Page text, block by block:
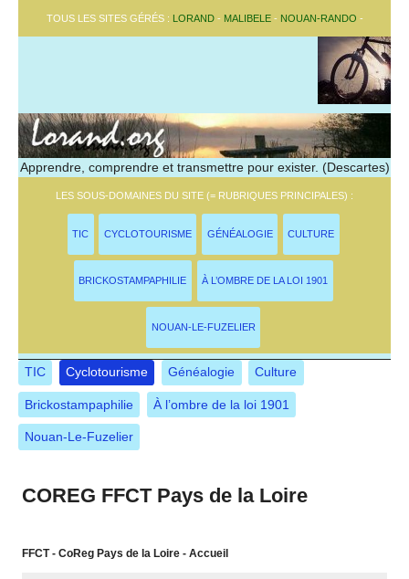
TOUS LES SITES GÉRÉS : LORAND- MALIBELE- NOUAN-RANDO -
Apprendre, comprendre et transmettre pour exister. (Descartes)
LES SOUS-DOMAINES DU SITE (= RUBRIQUES PRINCIPALES) :
TIC CYCLOTOURISME GÉNÉALOGIE CULTURE
BRICKOSTAMPAPHILIE À L’OMBRE DE LA LOI 1901
NOUAN-LE-FUZELIER
TIC Cyclotourisme Généalogie Culture
Brickostampaphilie À l’ombre de la loi 1901
Nouan-Le-Fuzelier
COREG FFCT Pays de la Loire
FFCT - CoReg Pays de la Loire - Accueil